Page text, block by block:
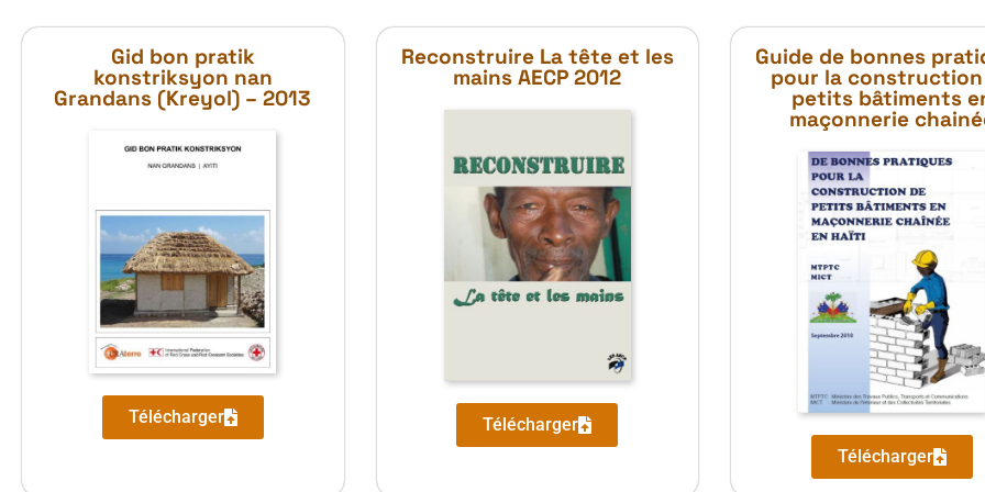
Gid bon pratik
konstriksyon nan
Grandans (Kreyol) – 2013
Télécharger
Reconstruire La tête et les
mains AECP 2012
Télécharger
Guide de bonnes
pour la
petits bâtiments
maçonnerie
Télécharger